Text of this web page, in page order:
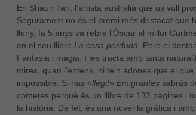
En Shaun Tan, l’artista australià que us vull
Segurament no és el premi més destacat que
lluny, fa 5 anys va rebre l’Òscar al millor
en el seu llibre La cosa perduda . Però el
Fantasia i màgia. I les tracta amb tanta
mires, quan l’entens, ni te’n adones que el
impossible. Si has «llegit» Emigrantes sabràs
cometes perquè és un llibre de 132 pàgines i
la història. De fet, és una novel·la gràfica i